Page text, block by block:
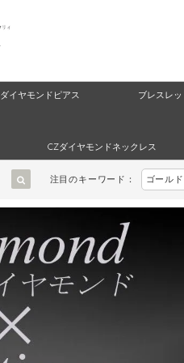
ダイヤモンドピアス ブレスレッ
CZダイヤモンドネックレス
注目のキーワード： ゴール